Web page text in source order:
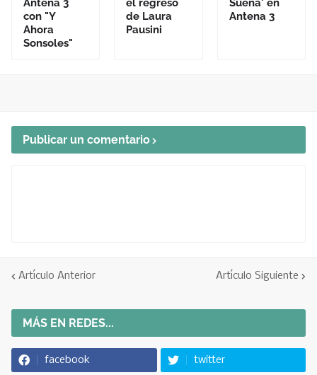
Antena 3
con "Y
Ahora
Sonsoles"
el regreso
de Laura
Pausini
Suena' en
Antena 3
Publicar un comentario
Artículo Anterior Artículo Siguiente
MÁS EN REDES...
facebook twitter